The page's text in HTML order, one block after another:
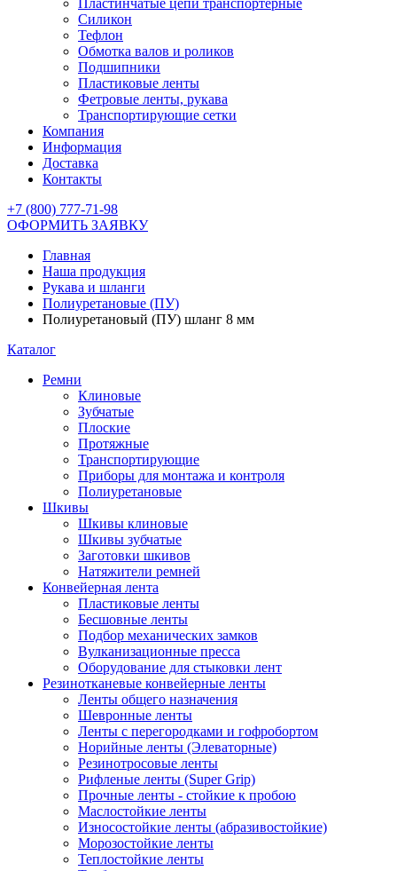
Пластинчатые цепи транспортерные
Силикон
Тефлон
Обмотка валов и роликов
Подшипники
Пластиковые ленты
Фетровые ленты, рукава
Транспортирующие сетки
Компания
Информация
Доставка
Контакты
+7 (800) 777-71-98
ОФОРМИТЬ ЗАЯВКУ
Главная
Наша продукция
Рукава и шланги
Полиуретановые (ПУ)
Полиуретановый (ПУ) шланг 8 мм
Каталог
Ремни
Клиновые
Зубчатые
Плоские
Протяжные
Транспортирующие
Приборы для монтажа и контроля
Полиуретановые
Шкивы
Шкивы клиновые
Шкивы зубчатые
Заготовки шкивов
Натяжители ремней
Конвейерная лента
Пластиковые ленты
Бесшовные ленты
Подбор механических замков
Вулканизационные пресса
Оборудование для стыковки лент
Резинотканевые конвейерные ленты
Ленты общего назначения
Шевронные ленты
Ленты с перегородками и гофробортом
Норийные ленты (Элеваторные)
Резинотросовые ленты
Рифленые ленты (Super Grip)
Прочные ленты - стойкие к пробою
Маслостойкие ленты
Износостойкие ленты (абразивостойкие)
Морозостойкие ленты
Теплостойкие ленты